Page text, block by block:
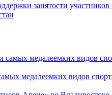
занятости
медалеемких видов